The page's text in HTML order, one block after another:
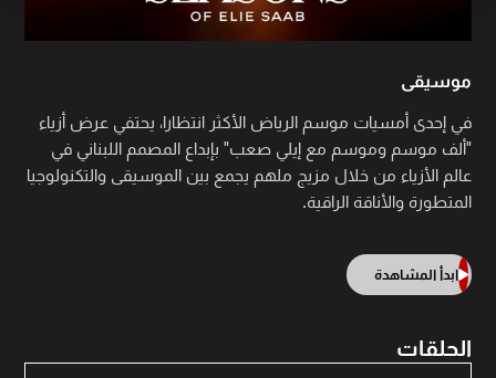
موسيقى
في إحدى أمسيات موسم الرياض الأكثر انتظارا، يحتفي عرض أزياء
"ألف موسم وموسم مع إيلي صعب" بإبداع المصمم اللبناني في
عالم الأزياء من خلال مزيج ملهم يجمع بين الموسيقى والتكنولوجيا
المتطورة والأناقة الراقية.
ابدأ المشاهدة
الحلقات